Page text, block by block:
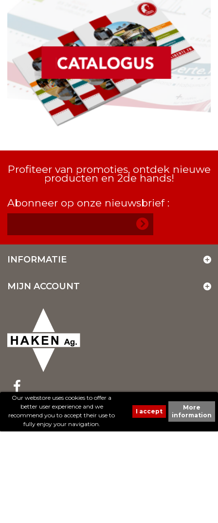
Our webstore uses cookies to offer a
better user experience and we
recommend you to accept their use to
fully enjoy your navigation.
More
information
Profiteer van promoties, ontdek nieuwe
producten en 2de hands!
Abonneer op onze nieuwsbrief :
INFORMATIE
MIJN ACCOUNT
© 2017 - Cheval Liberté. Tous droits réservés.
Création de sites Internet | ProduWeb